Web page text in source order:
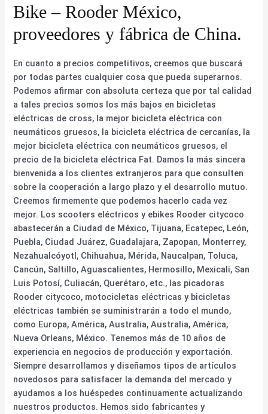
Bike – Rooder México,
proveedores y fábrica de China.
En cuanto a precios competitivos, creemos que buscará
por todas partes cualquier cosa que pueda superarnos.
Podemos afirmar con absoluta certeza que por tal calidad
a tales precios somos los más bajos en bicicletas
eléctricas de cross, la mejor bicicleta eléctrica con
neumáticos gruesos, la bicicleta eléctrica de cercanías, la
mejor bicicleta eléctrica con neumáticos gruesos, el
precio de la bicicleta eléctrica Fat. Damos la más sincera
bienvenida a los clientes extranjeros para que consulten
sobre la cooperación a largo plazo y el desarrollo mutuo.
Creemos firmemente que podemos hacerlo cada vez
mejor. Los scooters eléctricos y ebikes Rooder citycoco
abastecerán a Ciudad de México, Tijuana, Ecatepec, León,
Puebla, Ciudad Juárez, Guadalajara, Zapopan, Monterrey,
Nezahualcóyotl, Chihuahua, Mérida, Naucalpan, Toluca,
Cancún, Saltillo, Aguascalientes, Hermosillo, Mexicali, San
Luis Potosí, Culiacán, Querétaro, etc., las picadoras
Rooder citycoco, motocicletas eléctricas y bicicletas
eléctricas también se suministrarán a todo el mundo,
como Europa, América, Australia, Australia, América,
Nueva Orleans, México. Tenemos más de 10 años de
experiencia en negocios de producción y exportación.
Siempre desarrollamos y diseñamos tipos de artículos
novedosos para satisfacer la demanda del mercado y
ayudamos a los huéspedes continuamente actualizando
nuestros productos. Hemos sido fabricantes y